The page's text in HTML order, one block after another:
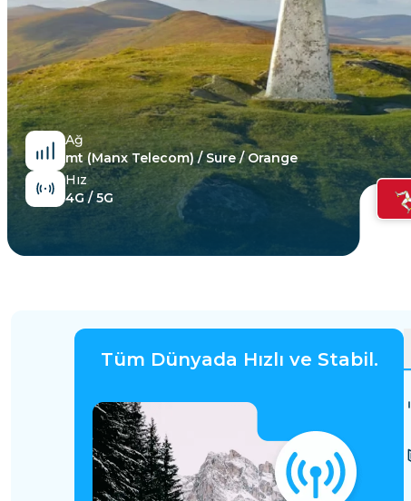
Ağ
mt (Manx Telecom) / Sure / Orange
Hız
4G / 5G
Tüm Dünyada Hızlı ve Stabil.